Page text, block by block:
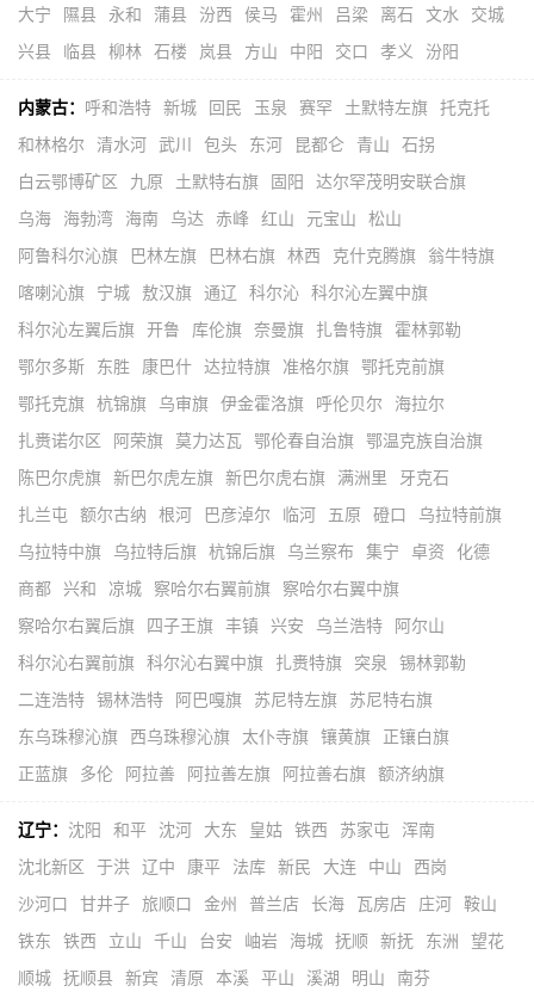
大宁
隰县 永和 蒲县 汾西 侯马 霍州 吕梁 离石 文水
交城
兴县
临县 柳林 石楼 岚县 方山 中阳 交口 孝义 汾阳
内蒙古： 呼和浩特 新城 回民 玉泉 赛罕 土默特左旗
托克托
和林格尔
清水河 武川 包头 东河 昆都仑 青山
石拐
白云鄂博矿区
九原 土默特右旗 固阳
达尔罕茂明安联合旗
乌海
海勃湾 海南 乌达 赤峰 红山 元宝山
松山
阿鲁科尔沁旗
巴林左旗 巴林右旗 林西 克什克腾旗
翁牛特旗
喀喇沁旗
宁城 敖汉旗 通辽 科尔沁
科尔沁左翼中旗
科尔沁左翼后旗
开鲁 库伦旗 奈曼旗 扎鲁特旗
霍林郭勒
鄂尔多斯
东胜 康巴什 达拉特旗 准格尔旗
鄂托克前旗
鄂托克旗
杭锦旗 乌审旗 伊金霍洛旗 呼伦贝尔
海拉尔
扎赉诺尔区
阿荣旗 莫力达瓦 鄂伦春自治旗
鄂温克族自治旗
陈巴尔虎旗
新巴尔虎左旗 新巴尔虎右旗 满洲里
牙克石
扎兰屯
额尔古纳 根河 巴彦淖尔 临河 五原 磴口
乌拉特前旗
乌拉特中旗
乌拉特后旗 杭锦后旗 乌兰察布 集宁 卓资
化德
商都
兴和 凉城 察哈尔右翼前旗
察哈尔右翼中旗
察哈尔右翼后旗
四子王旗 丰镇 兴安 乌兰浩特
阿尔山
科尔沁右翼前旗
科尔沁右翼中旗 扎赉特旗 突泉
锡林郭勒
二连浩特
锡林浩特 阿巴嘎旗 苏尼特左旗
苏尼特右旗
东乌珠穆沁旗
西乌珠穆沁旗 太仆寺旗 镶黄旗
正镶白旗
正蓝旗
多伦 阿拉善 阿拉善左旗 阿拉善右旗 额济纳旗
辽宁： 沈阳 和平 沈河 大东 皇姑 铁西 苏家屯
浑南
沈北新区
于洪 辽中 康平 法库 新民 大连 中山
西岗
沙河口
甘井子 旅顺口 金州 普兰店 长海 瓦房店 庄河
鞍山
铁东
铁西 立山 千山 台安 岫岩 海城 抚顺 新抚 东洲
望花
顺城
抚顺县 新宾 清原 本溪 平山 溪湖 明山
南芬